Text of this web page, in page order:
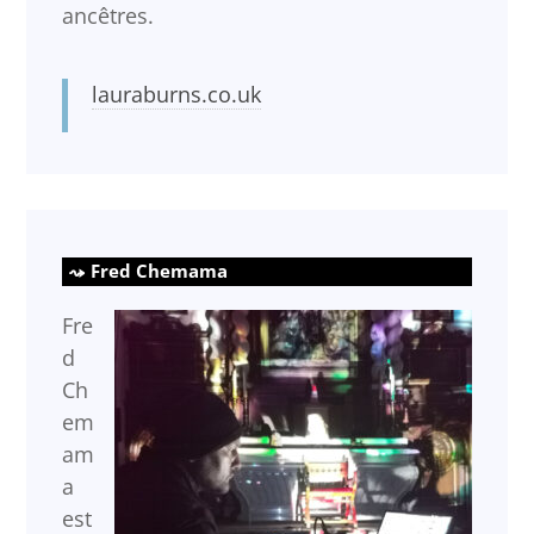
ancêtres.
lauraburns.co.uk
Fred Chemama
Fre
d
Ch
em
am
a
est